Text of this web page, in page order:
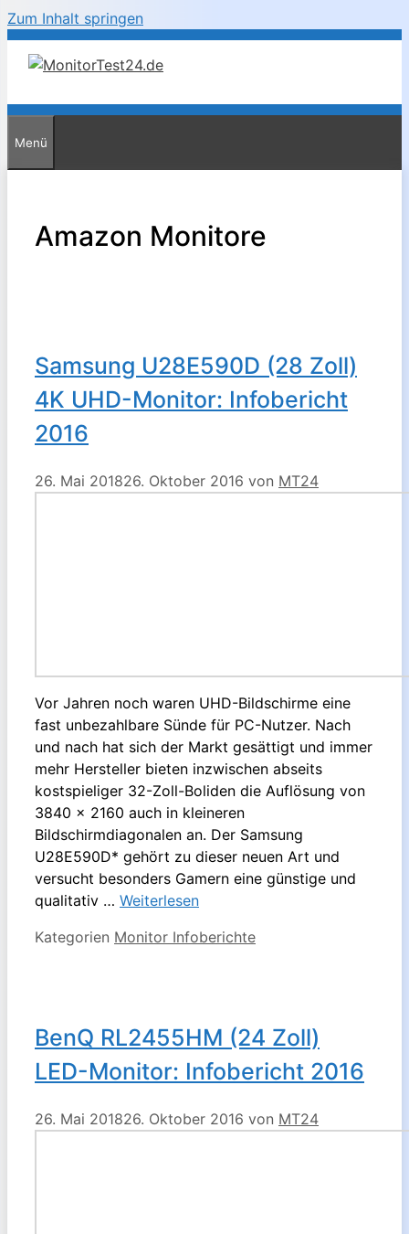
Zum Inhalt springen
Menü
Amazon Monitore
Samsung U28E590D (28 Zoll)
4K UHD-Monitor: Infobericht
2016
26. Mai 201826. Oktober 2016 von MT24
Vor Jahren noch waren UHD-Bildschirme eine
fast unbezahlbare Sünde für PC-Nutzer. Nach
und nach hat sich der Markt gesättigt und immer
mehr Hersteller bieten inzwischen abseits
kostspieliger 32-Zoll-Boliden die Auflösung von
3840 x 2160 auch in kleineren
Bildschirmdiagonalen an. Der Samsung
U28E590D* gehört zu dieser neuen Art und
versucht besonders Gamern eine günstige und
qualitativ … Weiterlesen
Kategorien Monitor Infoberichte
BenQ RL2455HM (24 Zoll)
LED-Monitor: Infobericht 2016
26. Mai 201826. Oktober 2016 von MT24